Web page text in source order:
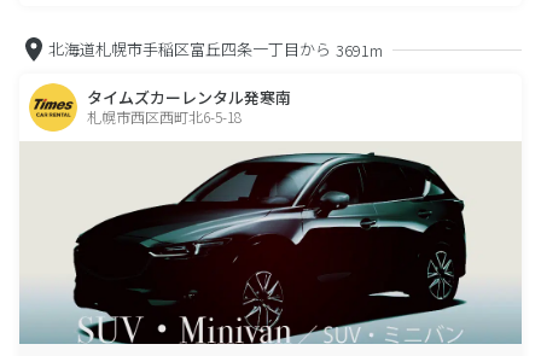
北海道札幌市手稲区富丘四条一丁目から 3691m
タイムズカーレンタル発寒南
札幌市西区西町北6-5-18